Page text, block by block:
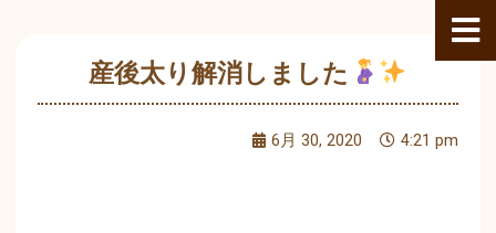
産後太り解消しました
6月 30, 2020 4:21 pm